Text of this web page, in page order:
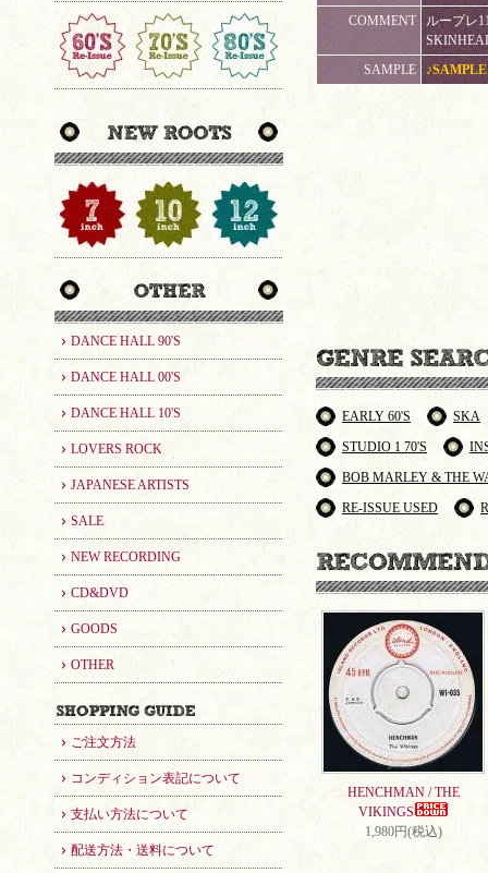
DANCE HALL 90'S
DANCE HALL 00'S
DANCE HALL 10'S
LOVERS ROCK
JAPANESE ARTISTS
SALE
NEW RECORDING
CD&DVD
GOODS
OTHER
ご注文方法
コンディション表記について
支払い方法について
配送方法・送料について
COMMENT
ループレ
SAMPLE
♪SAMPLE
EARLY 60'S
SKA
STUDIO 1 70'S
BOB MARLEY & THE
RE-ISSUE USED
HENCHMAN / THE
VIKINGS
1,980円(税込)